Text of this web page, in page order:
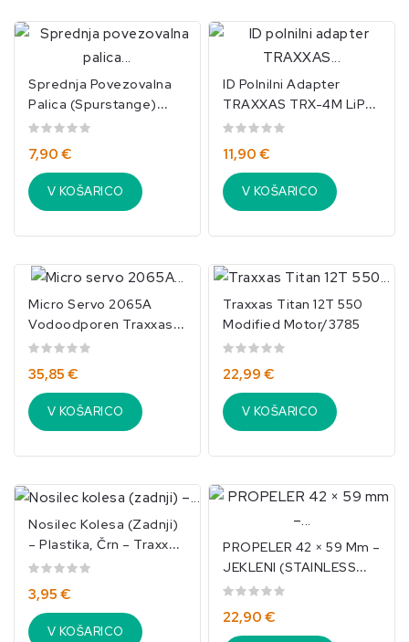
Sprednja Povezovalna
Palica (Spurstange)
108,6 Mm Črna (2 Kosa)
7,90 €
V KOŠARICO
ID Polnilni Adapter
TRAXXAS TRX-4M LiPo
(TRX2821)
11,90 €
V KOŠARICO
Micro Servo 2065A
Vodoodporen Traxxas
(TRX2065A)
35,85 €
V KOŠARICO
Traxxas Titan 12T 550
Modified Motor/3785
22,99 €
V KOŠARICO
Nosilec Kolesa (zadnji)
– Plastika, Črn – Traxxas
4x4 (TRX1952)
3,95 €
V KOŠARICO
PROPELER 42 × 59 Mm –
JEKLENI (STAINLESS
STEEL) TRAXXAS-
22,90 €